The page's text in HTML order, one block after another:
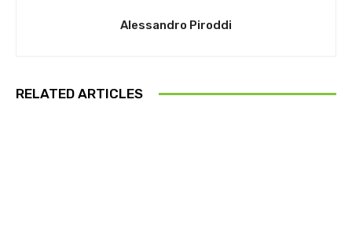
Alessandro Piroddi
RELATED ARTICLES